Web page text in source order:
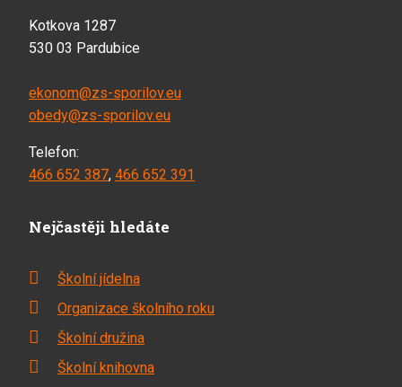
Kotkova 1287
530 03 Pardubice
ekonom@zs-sporilov.eu
obedy@zs-sporilov.eu
Telefon:
466 652 387, 466 652 391
Nejčastěji hledáte
Školní jídelna
Organizace školního roku
Školní družina
Školní knihovna